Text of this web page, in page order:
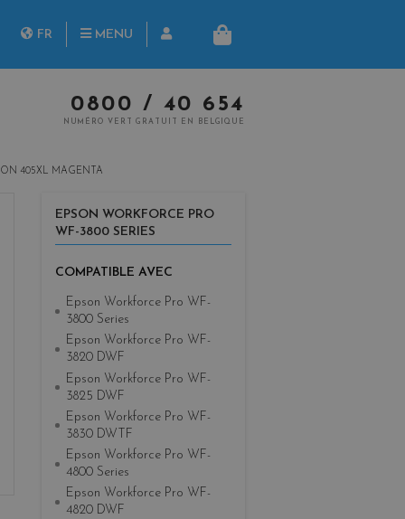
FR MENU
PANIER
0800 / 40 654
NUMÉRO VERT GRATUIT EN BELGIQUE
405XL MAGENTA
EPSON WORKFORCE PRO
WF-3800 SERIES
COMPATIBLE AVEC
Epson Workforce Pro WF-
3800 Series
Epson Workforce Pro WF-
3820 DWF
Epson Workforce Pro WF-
3825 DWF
Epson Workforce Pro WF-
3830 DWTF
Epson Workforce Pro WF-
4800 Series
Epson Workforce Pro WF-
4820 DWF